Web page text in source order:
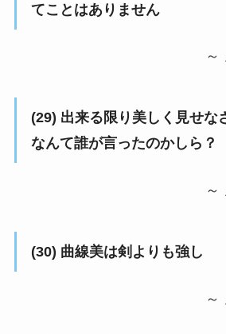
てことはありません
～
(29) 出来る限り美しく見せな
なんて誰が言ったのかしら？
～
(30) 曲線美は剣よりも強し
～